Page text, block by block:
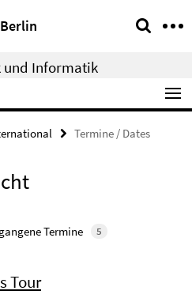
und Informatik
Termine / Dates
5
Termine
Tour